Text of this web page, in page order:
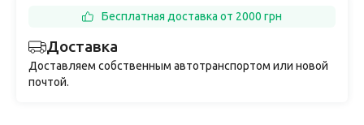
Доставка
Доставляем собственным автотранспортом или новой
почтой.
Бесплатная доставка от 2000 грн